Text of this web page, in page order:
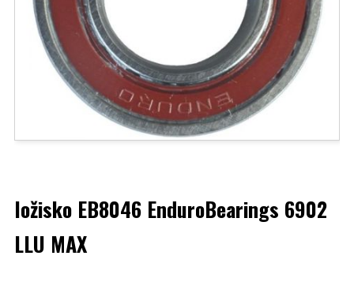
ložisko EB8046 EnduroBearings 6902
LLU MAX